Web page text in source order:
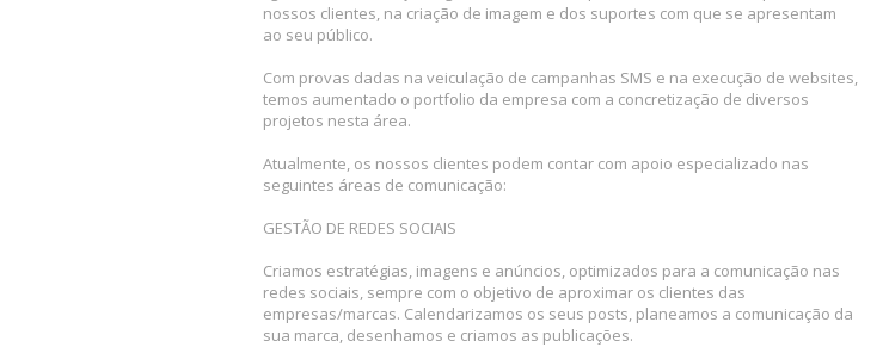
nossos clientes, na criação de imagem e dos suportes com que se apresentam
ao seu público.
Com provas dadas na veiculação de campanhas SMS e na execução de websites,
temos aumentado o portfolio da empresa com a concretização de diversos
projetos nesta área.
Atualmente, os nossos clientes podem contar com apoio especializado nas
seguintes áreas de comunicação:
GESTÃO DE REDES SOCIAIS
Criamos estratégias, imagens e anúncios, optimizados para a comunicação nas
redes sociais, sempre com o objetivo de aproximar os clientes das
empresas/marcas. Calendarizamos os seus posts, planeamos a comunicação da
sua marca, desenhamos e criamos as publicações.